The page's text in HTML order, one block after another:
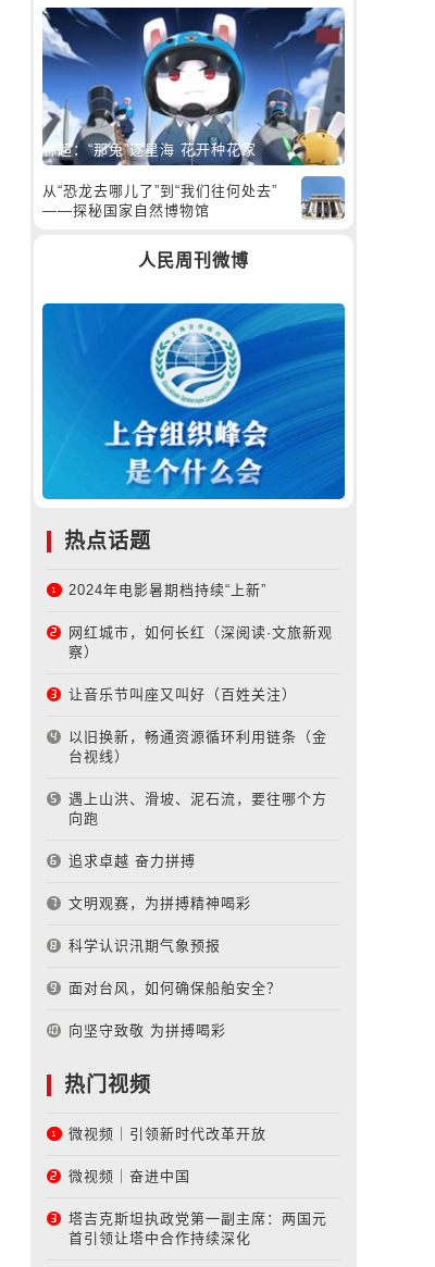
林超：“那兔”逐星海 花开种花家
从“恐龙去哪儿了”到“我们往何处去”
——探秘国家自然博物馆
人民周刊微博
热点话题
2024年电影暑期档持续“上新”
网红城市，如何长红（深阅读·文旅新观
察）
让音乐节叫座又叫好（百姓关注）
以旧换新，畅通资源循环利用链条（金
台视线）
遇上山洪、滑坡、泥石流，要往哪个方
向跑
追求卓越 奋力拼搏
文明观赛，为拼搏精神喝彩
科学认识汛期气象预报
面对台风，如何确保船舶安全？
向坚守致敬 为拼搏喝彩
热门视频
微视频｜引领新时代改革开放
微视频｜奋进中国
塔吉克斯坦执政党第一副主席：两国元
首引领让塔中合作持续深化